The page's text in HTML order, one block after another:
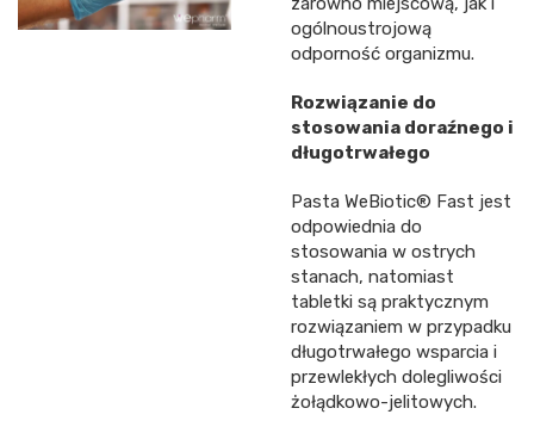
ogólnoustrojową
odporność organizmu.
Rozwiązanie do
stosowania doraźnego i
długotrwałego
Pasta WeBiotic® Fast jest
odpowiednia do
stosowania w ostrych
stanach, natomiast
tabletki są praktycznym
rozwiązaniem w przypadku
długotrwałego wsparcia i
przewlekłych dolegliwości
żołądkowo-jelitowych.